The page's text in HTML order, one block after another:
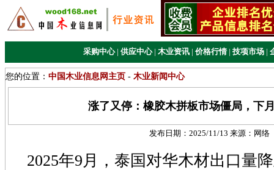
采购中心 | 供应中心 | 木业资讯 | 价格行情 | 技项市场 |
您的位置： 中国木业信息网主页 - 木业新闻中心
涨了又停：橡胶木拼板市场僵局，下
发布日期： 2025/11/13 来源： 网络
2025年9月，泰国对华木材出口量